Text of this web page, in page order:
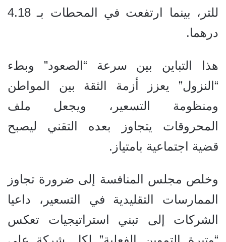
للتر، بينما ارتفعت في المحطات بـ 4.18
درهما.
هذا التباين بين سرعة “الصعود” وبطء
“النزول” يعزز أزمة الثقة بين المواطن
ومنظومة التسعير، ويجعل ملف
المحروقات يتجاوز بعده التقني ليصبح
قضية اجتماعية بامتياز.
وخلص مجلس المنافسة إلى ضرورة تجاوز
الممارسات التقليدية في التسعير، داعيا
الشركات إلى تبني استراتيجيات تعكس